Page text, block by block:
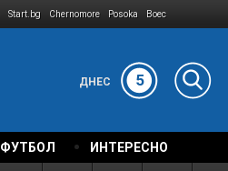
Start.bg Chernomore Posoka Boec
ДНЕС 5
ФУТБОЛ ИНТЕРЕСНО